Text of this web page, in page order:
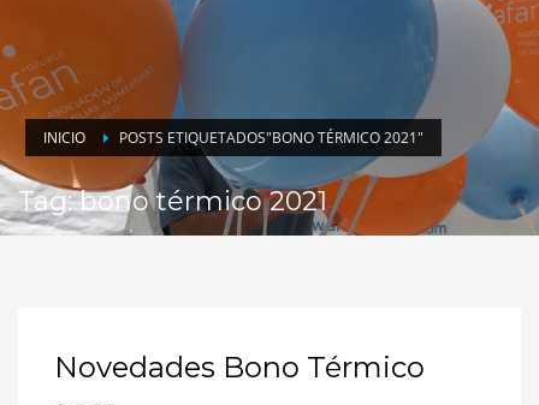
INICIO POSTS ETIQUETADOS"BONO TÉRMICO 2021"
Tag: bono térmico 2021
Novedades Bono Térmico